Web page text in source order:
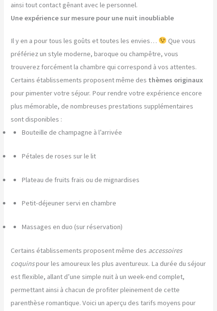
ainsi tout contact gênant avec le personnel.
Une expérience sur mesure pour une nuit inoubliable
Il y en a pour tous les goûts et toutes les envies…
Que vous
préfériez un style moderne, baroque ou champêtre, vous
trouverez forcément la chambre qui correspond à vos attentes.
Certains établissements proposent même des thèmes originaux
pour pimenter votre séjour. Pour rendre votre expérience encore
plus mémorable, de nombreuses prestations supplémentaires
sont disponibles :
Bouteille de champagne à l’arrivée
Pétales de roses sur le lit
Plateau de fruits frais ou de mignardises
Petit-déjeuner servi en chambre
Massages en duo (sur réservation)
Certains établissements proposent même des accessoires
coquinspour les amoureux les plus aventureux. La durée du séjour
est flexible, allant d’une simple nuit à un week-end complet,
permettant ainsi à chacun de profiter pleinement de cette
parenthèse romantique. Voici un aperçu des tarifs moyens pour